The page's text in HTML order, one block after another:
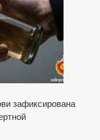
зафиксирована